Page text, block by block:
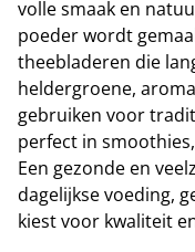
volle smaak en
poeder wordt
theebladeren die
heldergroene,
gebruiken voor
perfect in
Een gezonde en
dagelijkse voeding,
kiest voor kwaliteit